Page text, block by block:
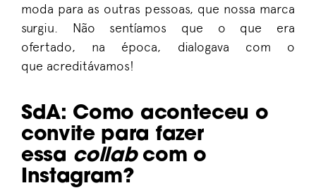
moda para as outras pessoas, que nossa marca
surgiu
Não sentíamos que o
que era
ofertado, na época, dialogava com o
que acreditávamos!
SdA: Como aconteceu o
convite para fazer
essa collab com o
Instagram?